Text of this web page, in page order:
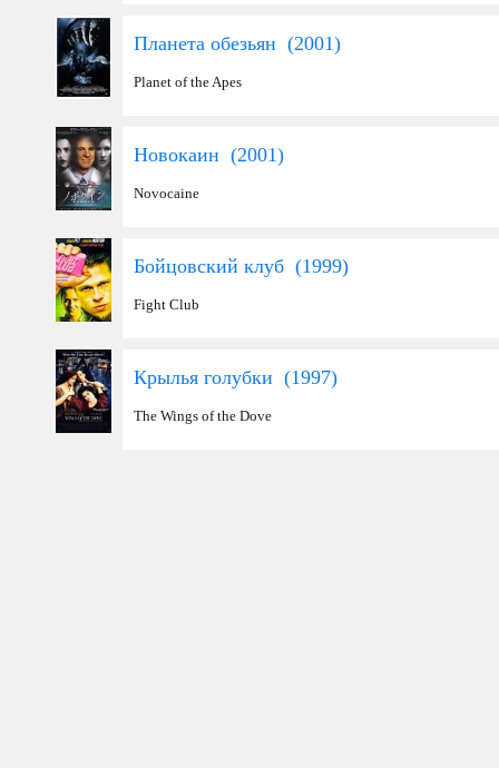
Планета обезьян (2001)
Planet of the Apes
Новокаин (2001)
Novocaine
Бойцовский клуб (1999)
Fight Club
Крылья голубки (1997)
The Wings of the Dove